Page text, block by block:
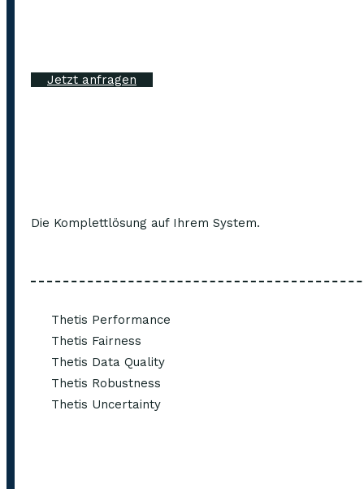
Jetzt anfragen
Die Komplettlösung auf Ihrem System.
Thetis Performance
Thetis Fairness
Thetis Data Quality
Thetis Robustness
Thetis Uncertainty